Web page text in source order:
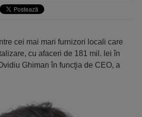
cei mai mari furnizori locali care
cu afaceri de 181 mil. lei în
Ghiman în funcţia de CEO, a